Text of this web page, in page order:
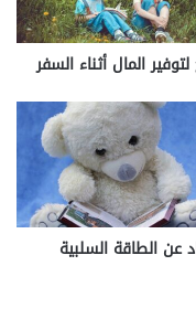
المال أثناء السفر
عن الطاقة السلبية